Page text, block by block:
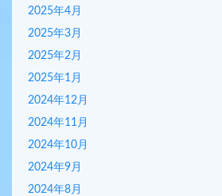
2025年4月
2025年3月
2025年2月
2025年1月
2024年12月
2024年11月
2024年10月
2024年9月
2024年8月